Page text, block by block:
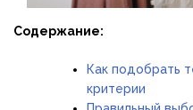
Содержание:
Как подобрать
критерии